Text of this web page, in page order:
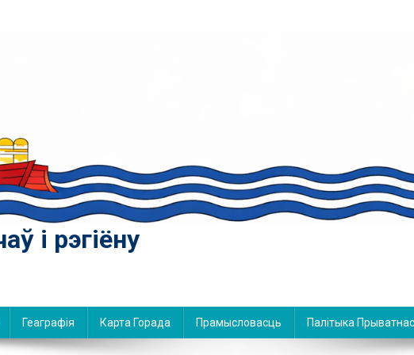
і рэгіёну
Геаграфія Карта Горада Прамысловасць Палітыка